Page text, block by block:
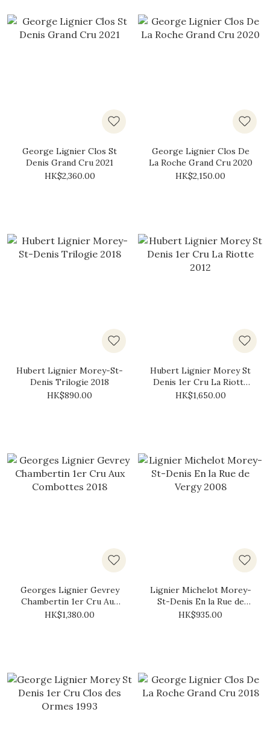
George Lignier Clos St
Denis Grand Cru 2021
HK$2,360.00
George Lignier Clos De
La Roche Grand Cru 2020
HK$2,150.00
Hubert Lignier Morey-St-
Denis Trilogie 2018
HK$890.00
Hubert Lignier Morey St
Denis 1er Cru La Riotte
2012
HK$1,650.00
Georges Lignier Gevrey
Chambertin 1er Cru Aux
Combottes 2018
HK$1,380.00
Lignier Michelot Morey-
St-Denis En la Rue de
Vergy 2008
HK$935.00